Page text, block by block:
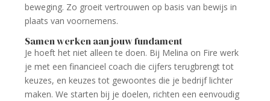
beweging. Zo groeit vertrouwen op basis van bewijs in
plaats van voornemens.
Samen werken aan jouw fundament
Je hoeft het niet alleen te doen. Bij Melina on Fire werk
je met een financieel coach die cijfers terugbrengt tot
keuzes, en keuzes tot gewoontes die je bedrijf lichter
maken. We starten bij je doelen, richten een eenvoudig